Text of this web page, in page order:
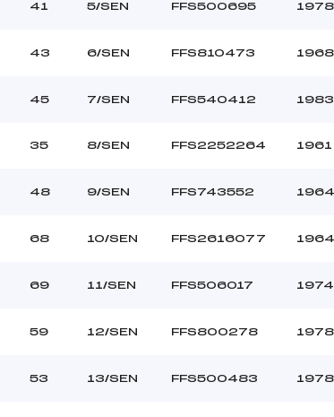
41 5/SEN FFS500695 1978
43 6/SEN FFS810473 1968
45 7/SEN FFS540412 1983
35 8/SEN FFS2252264 1961
48 9/SEN FFS743552 1964
68 10/SEN FFS2616077 1964
69 11/SEN FFS506017 1974
59 12/SEN FFS800278 1978
53 13/SEN FFS500483 1978